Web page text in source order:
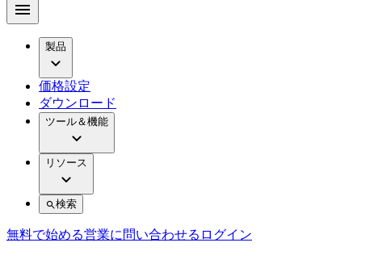
製品
価格設定
ダウンロード
ツール＆機能
リソース
検索
無料で始める営業に問い合わせる ログイン